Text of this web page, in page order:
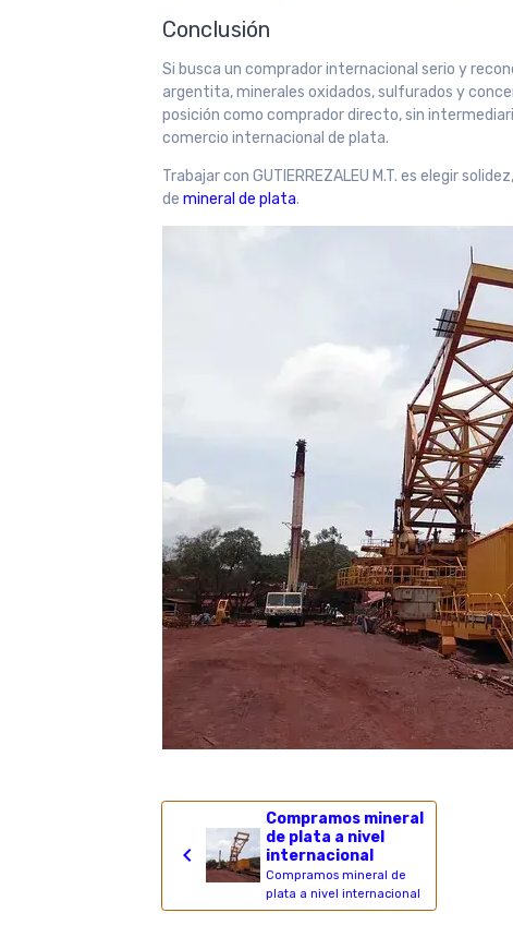
Conclusión
Si busca un comprador internacional serio y
argentita, minerales oxidados, sulfurados y
posición como comprador directo, sin
comercio internacional de plata.
Trabajar con GUTIERREZALEU M.T. es elegir
demineral de plata.
Compramos mineral
de plata a nivel
internacional
Compramos mineral de
plata a nivel internacional